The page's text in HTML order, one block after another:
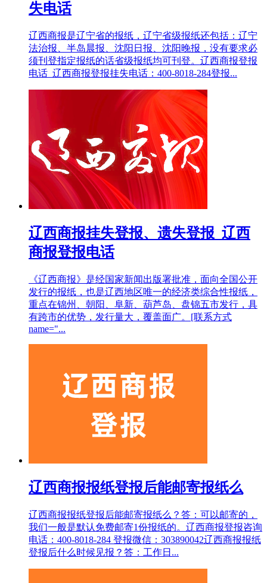
失电话
辽西商报是辽宁省的报纸，辽宁省级报纸还包括：辽宁
法治报、半岛晨报、沈阳日报、沈阳晚报，没有要求必
须刊登指定报纸的话省级报纸均可刊登。辽西商报登报
电话_辽西商报登报挂失电话：400-8018-284登报...
辽西商报挂失登报、遗失登报_辽西
商报登报电话
《辽西商报》是经国家新闻出版署批准，面向全国公开
发行的报纸，也是辽西地区唯一的经济类综合性报纸，
重点在锦州、朝阳、阜新、葫芦岛、盘锦五市发行，具
有跨市的优势，发行量大，覆盖面广。[联系方式
name="...
辽西商报报纸登报后能邮寄报纸么
辽西商报报纸登报后能邮寄报纸么？答：可以邮寄的，
我们一般是默认免费邮寄1份报纸的。辽西商报登报咨询
电话：400-8018-284 登报微信：303890042辽西商报报纸
登报后什么时候见报？答：工作日...